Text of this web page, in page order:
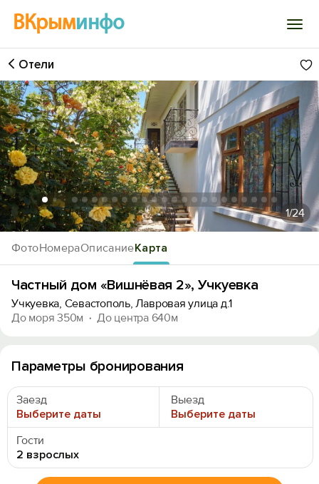
ВКрыминфо
Войти
Избранное
История просмотра
Добавить свой объект
ФотоНомераОписаниеКарта
Отели
1/24
Частный дом «Вишнёвая 2», Учкуевка
Учкуевка, Севастополь, Лавровая улица д.1
До моря 350м
До центра 640м
Параметры бронирования
Заезд
Выберите даты
Выезд
Выберите даты
Гости
2 взрослых